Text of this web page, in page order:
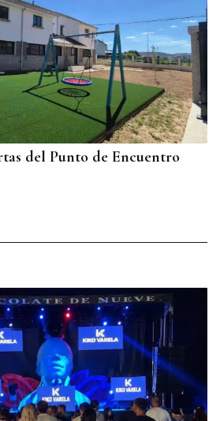
del Punto de Encuentro